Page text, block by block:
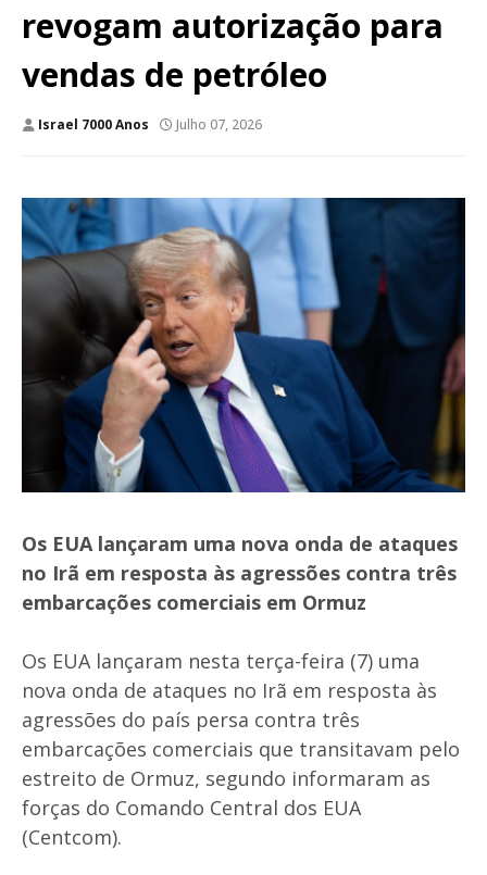
revogam autorização para
vendas de petróleo
Israel 7000 Anos Julho 07, 2026
Os EUA lançaram uma nova onda de ataques
no Irã em resposta às agressões contra três
embarcações comerciais em Ormuz
Os EUA lançaram nesta terça-feira (7) uma
nova onda de ataques no Irã em resposta às
agressões do país persa contra três
embarcações comerciais que transitavam pelo
estreito de Ormuz, segundo informaram as
forças do Comando Central dos EUA
(Centcom).